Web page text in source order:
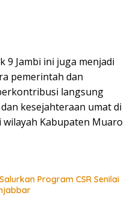
9 Jambi ini juga menjadi
pemerintah dan
langsung
kesejahteraan umat di
wilayah Kabupaten Muaro
Program CSR Senilai